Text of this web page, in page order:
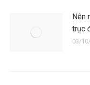
Nên
trục
03/